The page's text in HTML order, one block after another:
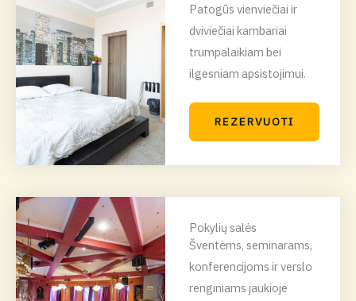
Patogūs vienviečiai ir
dviviečiai kambariai
trumpalaikiam bei
ilgesniam apsistojimui.
REZERVUOTI
Pokylių salės
Šventėms, seminarams,
konferencijoms ir verslo
renginiams jaukioje